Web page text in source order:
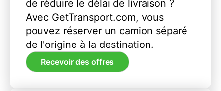
de réduire le délai de livraison ?
Avec GetTransport.com, vous
pouvez réserver un camion séparé
de l'origine à la destination.
Recevoir des offres